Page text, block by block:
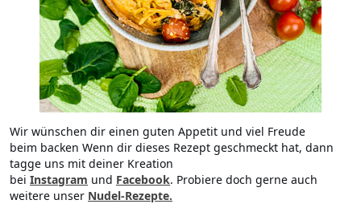
Wir wünschen dir einen guten Appetit und viel Freude
beim backen Wenn dir dieses Rezept geschmeckt hat, dann
tagge uns mit deiner Kreation
bei Instagram und Facebook. Probiere doch gerne auch
weitere unser Nudel-Rezepte.